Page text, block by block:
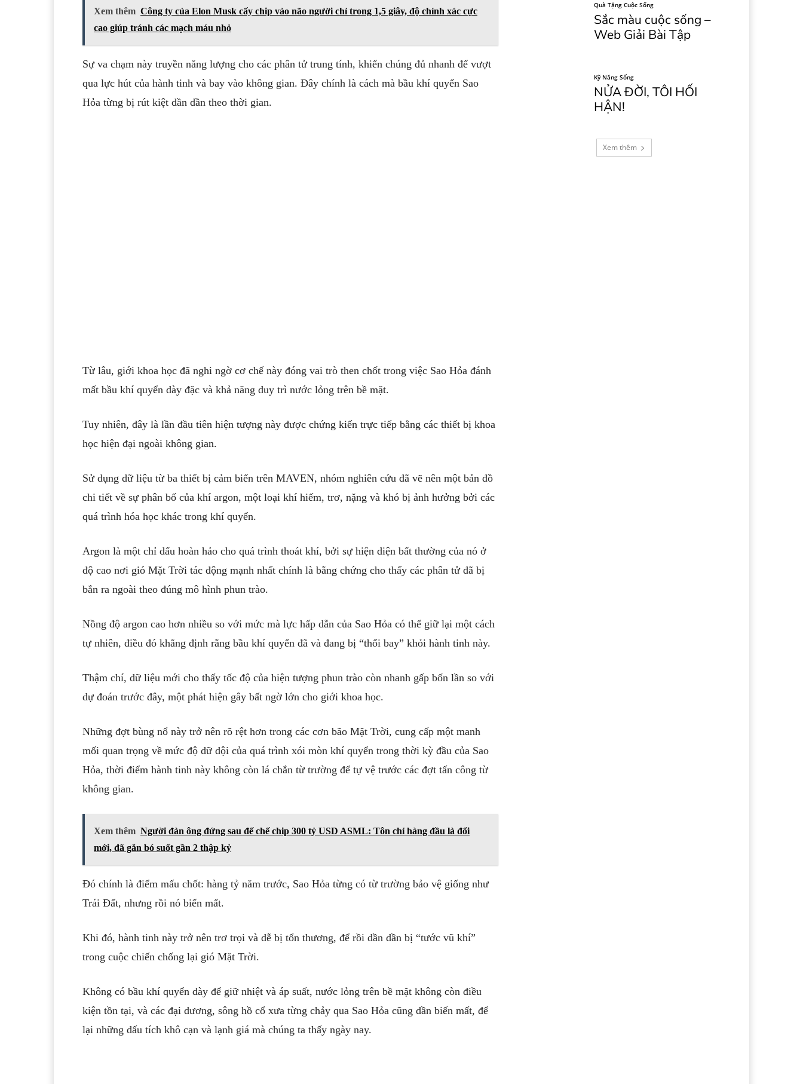
Xem thêm Công ty của Elon Musk cấy chip vào não người chỉ trong 1,5 giây, độ chính xác cực
cao giúp tránh các mạch máu nhỏ
Sự va chạm này truyền năng lượng cho các phân tử trung tính, khiến chúng đủ nhanh để vượt
qua lực hút của hành tinh và bay vào không gian. Đây chính là cách mà bầu khí quyển Sao
Hỏa từng bị rút kiệt dần dần theo thời gian.
Từ lâu, giới khoa học đã nghi ngờ cơ chế này đóng vai trò then chốt trong việc Sao Hỏa đánh
mất bầu khí quyển dày đặc và khả năng duy trì nước lỏng trên bề mặt.
Tuy nhiên, đây là lần đầu tiên hiện tượng này được chứng kiến trực tiếp bằng các thiết bị khoa
học hiện đại ngoài không gian.
Sử dụng dữ liệu từ ba thiết bị cảm biến trên MAVEN, nhóm nghiên cứu đã vẽ nên một bản đồ
chi tiết về sự phân bố của khí argon, một loại khí hiếm, trơ, nặng và khó bị ảnh hưởng bởi các
quá trình hóa học khác trong khí quyển.
Argon là một chỉ dấu hoàn hảo cho quá trình thoát khí, bởi sự hiện diện bất thường của nó ở
độ cao nơi gió Mặt Trời tác động mạnh nhất chính là bằng chứng cho thấy các phân tử đã bị
bắn ra ngoài theo đúng mô hình phun trào.
Nồng độ argon cao hơn nhiều so với mức mà lực hấp dẫn của Sao Hỏa có thể giữ lại một cách
tự nhiên, điều đó khẳng định rằng bầu khí quyển đã và đang bị “thổi bay” khỏi hành tinh này.
Thậm chí, dữ liệu mới cho thấy tốc độ của hiện tượng phun trào còn nhanh gấp bốn lần so với
dự đoán trước đây, một phát hiện gây bất ngờ lớn cho giới khoa học.
Những đợt bùng nổ này trở nên rõ rệt hơn trong các cơn bão Mặt Trời, cung cấp một manh
mối quan trọng về mức độ dữ dội của quá trình xói mòn khí quyển trong thời kỳ đầu của Sao
Hỏa, thời điểm hành tinh này không còn lá chắn từ trường để tự vệ trước các đợt tấn công từ
không gian.
Xem thêm Người đàn ông đứng sau đế chế chip 300 tỷ USD ASML: Tôn chỉ hàng đầu là đổi
mới, đã gắn bó suốt gần 2 thập kỷ
Đó chính là điểm mấu chốt: hàng tỷ năm trước, Sao Hỏa từng có từ trường bảo vệ giống như
Trái Đất, nhưng rồi nó biến mất.
Khi đó, hành tinh này trở nên trơ trọi và dễ bị tổn thương, để rồi dần dần bị “tước vũ khí”
trong cuộc chiến chống lại gió Mặt Trời.
Không có bầu khí quyển dày để giữ nhiệt và áp suất, nước lỏng trên bề mặt không còn điều
kiện tồn tại, và các đại dương, sông hồ cổ xưa từng chảy qua Sao Hỏa cũng dần biến mất, để
lại những dấu tích khô cạn và lạnh giá mà chúng ta thấy ngày nay.
Quà Tặng Cuộc Sống
Sắc màu cuộc sống –
Web Giải Bài Tập
Kỹ Năng Sống
NỬA ĐỜI, TÔI HỐI
HẬN!
Xem thêm